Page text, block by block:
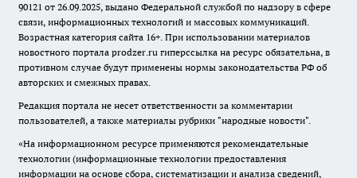
90121 от 26.09.2025, выдано Федеральной службой по надзору в сфере
связи, информационных технологий и массовых коммуникаций.
Возрастная категория сайта 16+. При использовании материалов
новостного портала prodzer.ru гиперссылка на ресурс обязательна, в
противном случае будут применены нормы законодательства РФ об
авторских и смежных правах.
Редакция портала не несет ответственности за комментарии
пользователей, а также материалы рубрики "народные новости".
«На информационном ресурсе применяются рекомендательные
технологии (информационные технологии предоставления
информации на основе сбора, систематизации и анализа сведений,